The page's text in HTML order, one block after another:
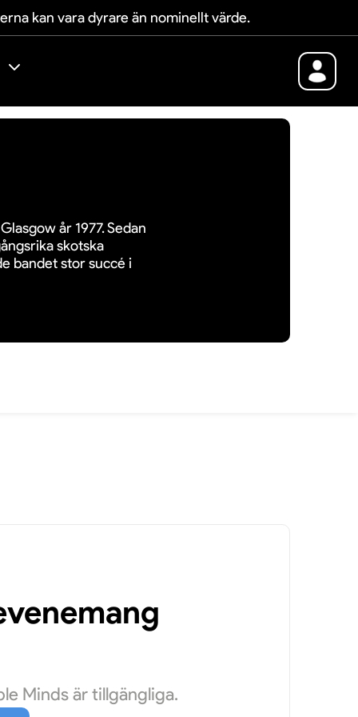
kan vara dyrare än nominellt värde.
år 1977. Sedan
skotska
bandet stor succé i
Minds är tillgängliga.